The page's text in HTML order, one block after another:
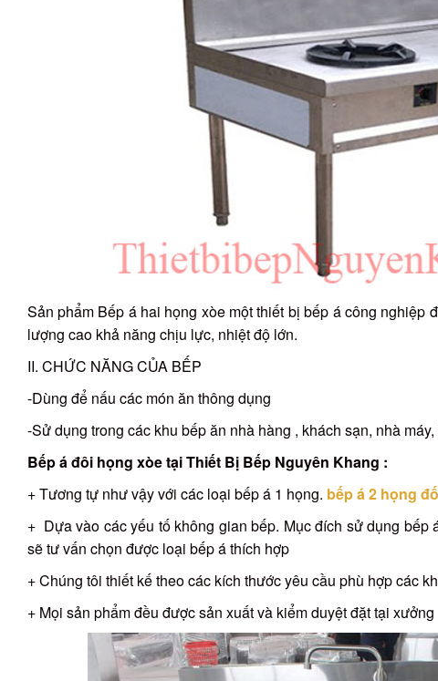
Sản phẩm Bếp á hai họng xòe một thiết bị bếp á công nghiệp
lượng cao khả năng chịu lực, nhiệt độ lớn.
II. CHỨC NĂNG CỦA BẾP
-Dùng để nấu các món ăn thông dụng
-Sử dụng trong các khu bếp ăn nhà hàng , khách sạn, nhà
Bếp á đôi họng xòe tại Thiết Bị Bếp Nguyên Khang :
+ Tương tự như vậy với các loại bếp á 1 họng. bếp á 2 họng
+ Dựa vào các yếu tố không gian bếp. Mục đích sử dụng
sẽ tư vấn chọn được loại bếp á thích hợp
+ Chúng tôi thiết kế theo các kích thước yêu cầu phù hợp các
+ Mọi sản phẩm đều được sản xuất và kiểm duyệt đặt tại xưởng